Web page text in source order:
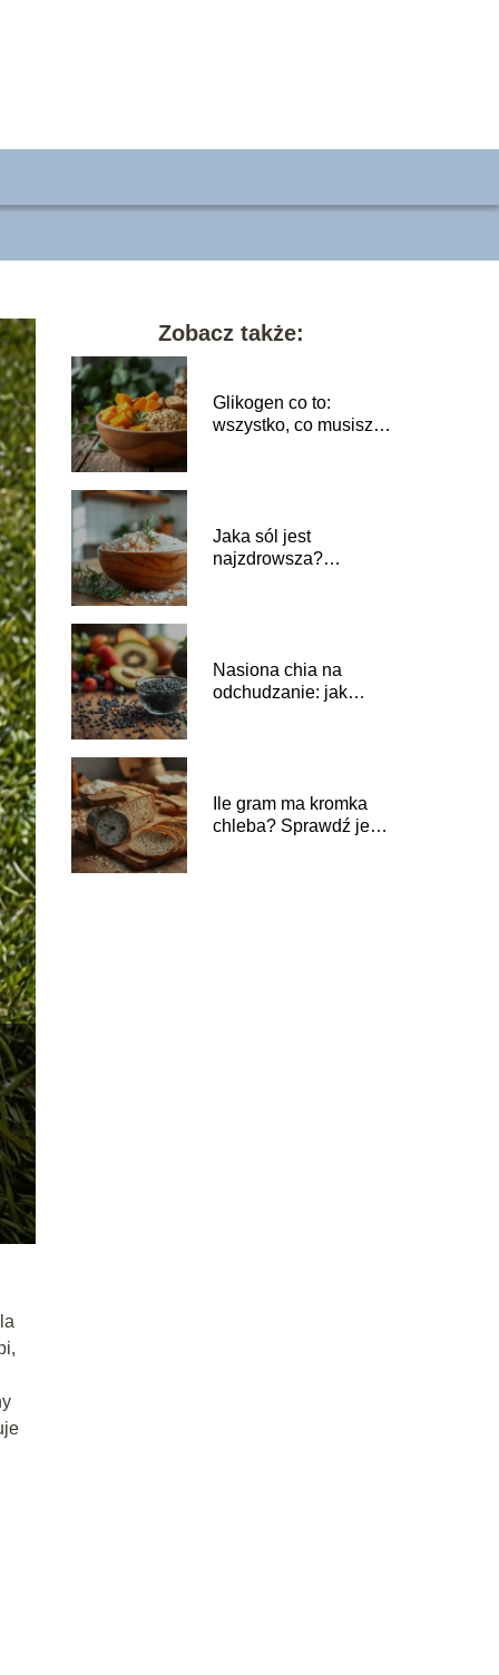
Zobacz także:
Glikogen co to:
wszystko, co musisz
Jaka sól jest
najzdrowsza?
Nasiona chia na
odchudzanie: jak
Ile gram ma kromka
chleba? Sprawdź jej